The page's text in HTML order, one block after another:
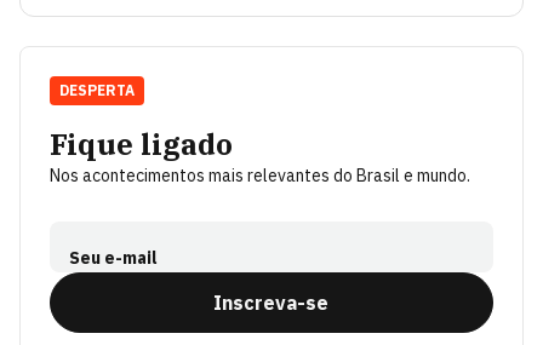
Fique ligado
Nos acontecimentos mais relevantes do Brasil e mundo.
Seu e-mail
Inscreva-se
DESPERTA